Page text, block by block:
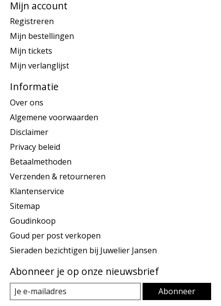
Mijn account
Registreren
Mijn bestellingen
Mijn tickets
Mijn verlanglijst
Informatie
Over ons
Algemene voorwaarden
Disclaimer
Privacy beleid
Betaalmethoden
Verzenden & retourneren
Klantenservice
Sitemap
Goudinkoop
Goud per post verkopen
Sieraden bezichtigen bij Juwelier Jansen
Abonneer je op onze nieuwsbrief
Abonneer